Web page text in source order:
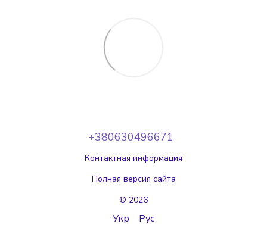
+380630496671
Контактная информация
Полная версия сайта
© 2026
Укр Рус